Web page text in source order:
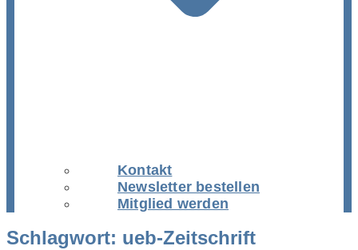
Kontakt
Newsletter bestellen
Mitglied werden
Schlagwort: ueb-Zeitschrift